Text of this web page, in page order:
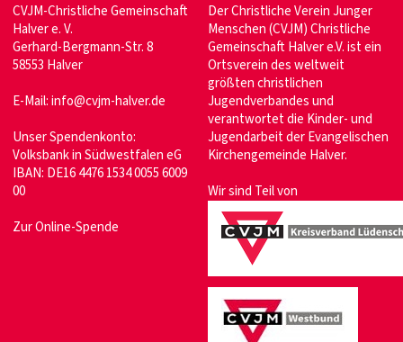
CVJM-Christliche Gemeinschaft
Halver e. V.
Gerhard-Bergmann-Str. 8
58553 Halver
E-Mail:info@cvjm-halver.de
Unser Spendenkonto:
Volksbank in Südwestfalen eG
IBAN: DE16 4476 1534 0055 6009
00
Zur Online-Spende
Der Christliche Verein Junger
Menschen (CVJM) Christliche
Gemeinschaft Halver e.V. ist ein
Ortsverein des weltweit
größten christlichen
Jugendverbandes und
verantwortet die Kinder- und
Jugendarbeit der Evangelischen
Kirchengemeinde Halver.
Wir sind Teil von